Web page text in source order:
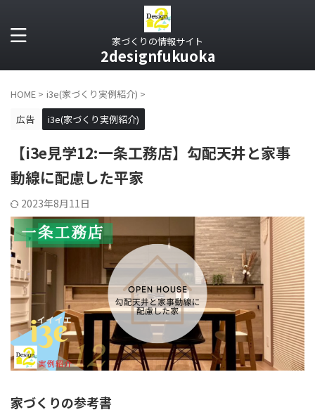
家づくりの情報サイト
2designfukuoka
HOME > i3e(家づくり実例紹介) >
広告
i3e(家づくり実例紹介)
【i3e見学12:一条工務店】勾配天井と家事
動線に配慮した平家
2023年8月11日
家づくりの参考書